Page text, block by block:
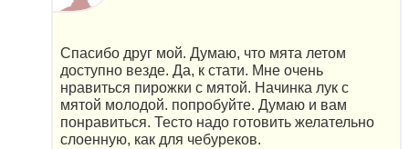
Спасибо друг мой. Думаю, что мята летом
доступно везде. Да, к стати. Мне очень
нравиться пирожки с мятой. Начинка лук с
мятой молодой. попробуйте. Думаю и вам
понравиться. Тесто надо готовить желательно
слоенную, как для чебуреков.